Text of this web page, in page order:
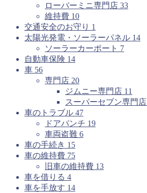
ローバーミニ専門店 33
維持費 10
交通安全のお守り 1
太陽光発電・ソーラーパネル 14
ソーラーカーポート 7
自動車保険 14
車 56
専門店 20
ジムニー専門店 11
スーパーセブン専門店
車のトラブル 47
ドアパンチ 19
車両盗難 6
車の手続き 15
車の維持費 75
旧車の維持費 13
車を借りる 4
車を手放す 14